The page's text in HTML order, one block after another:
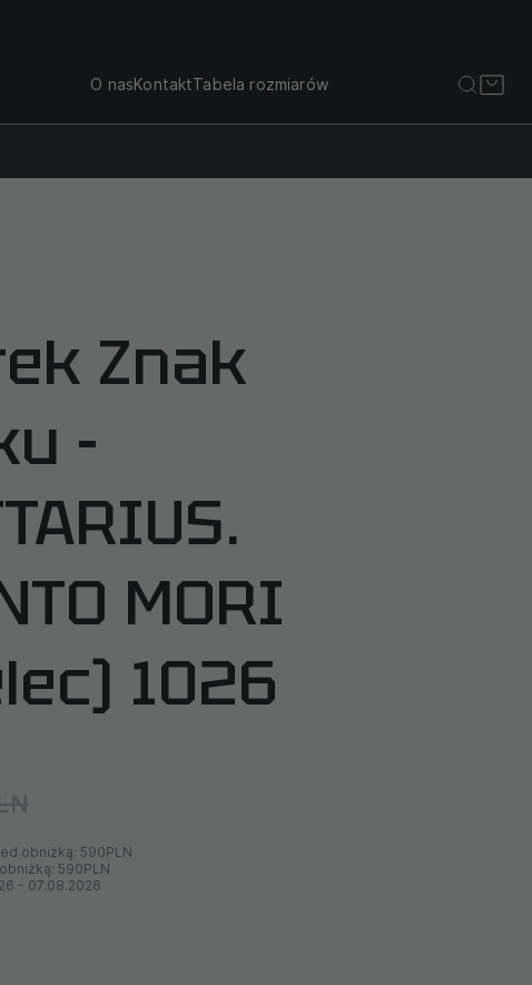
O nasKontaktTabela rozmiarów
Znak
-
MORI
1026
obniżką: 590PLN
590PLN
- 07.08.2026